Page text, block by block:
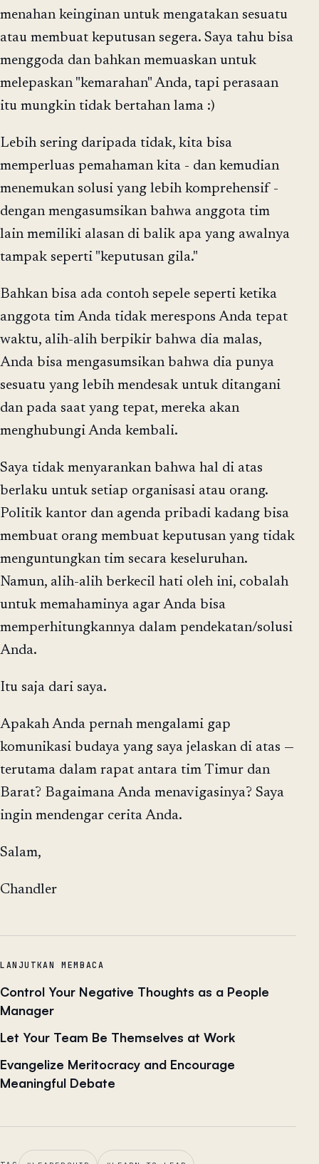
menahan keinginan untuk mengatakan sesuatu
atau membuat keputusan segera. Saya tahu bisa
menggoda dan bahkan memuaskan untuk
melepaskan "kemarahan" Anda, tapi perasaan
itu mungkin tidak bertahan lama :)
Lebih sering daripada tidak, kita bisa
memperluas pemahaman kita - dan kemudian
menemukan solusi yang lebih komprehensif -
dengan mengasumsikan bahwa anggota tim
lain memiliki alasan di balik apa yang awalnya
tampak seperti "keputusan gila."
Bahkan bisa ada contoh sepele seperti ketika
anggota tim Anda tidak merespons Anda tepat
waktu, alih-alih berpikir bahwa dia malas,
Anda bisa mengasumsikan bahwa dia punya
sesuatu yang lebih mendesak untuk ditangani
dan pada saat yang tepat, mereka akan
menghubungi Anda kembali.
Saya tidak menyarankan bahwa hal di atas
berlaku untuk setiap organisasi atau orang.
Politik kantor dan agenda pribadi kadang bisa
membuat orang membuat keputusan yang tidak
menguntungkan tim secara keseluruhan.
Namun, alih-alih berkecil hati oleh ini, cobalah
untuk memahaminya agar Anda bisa
memperhitungkannya dalam pendekatan/solusi
Anda.
Itu saja dari saya.
Apakah Anda pernah mengalami gap
komunikasi budaya yang saya jelaskan di atas —
terutama dalam rapat antara tim Timur dan
Barat? Bagaimana Anda menavigasinya? Saya
ingin mendengar cerita Anda.
Salam,
Chandler
LANJUTKAN MEMBACA
Control Your Negative Thoughts as a People
Manager
Let Your Team Be Themselves at Work
Evangelize Meritocracy and Encourage
Meaningful Debate